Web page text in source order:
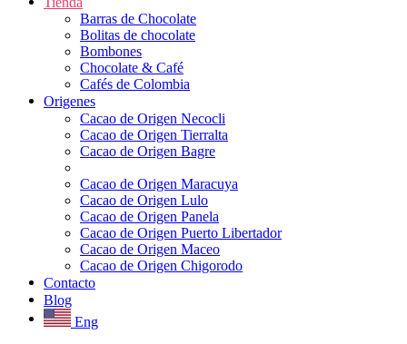
Barras de Chocolate
Bolitas de chocolate
Bombones
Chocolate & Café
Cafés de Colombia
Origenes
Cacao de Origen Necocli
Cacao de Origen Tierralta
Cacao de Origen Bagre
Cacao de Origen Maracuya
Cacao de Origen Lulo
Cacao de Origen Panela
Cacao de Origen Puerto Libertador
Cacao de Origen Maceo
Cacao de Origen Chigorodo
Contacto
Blog
Eng